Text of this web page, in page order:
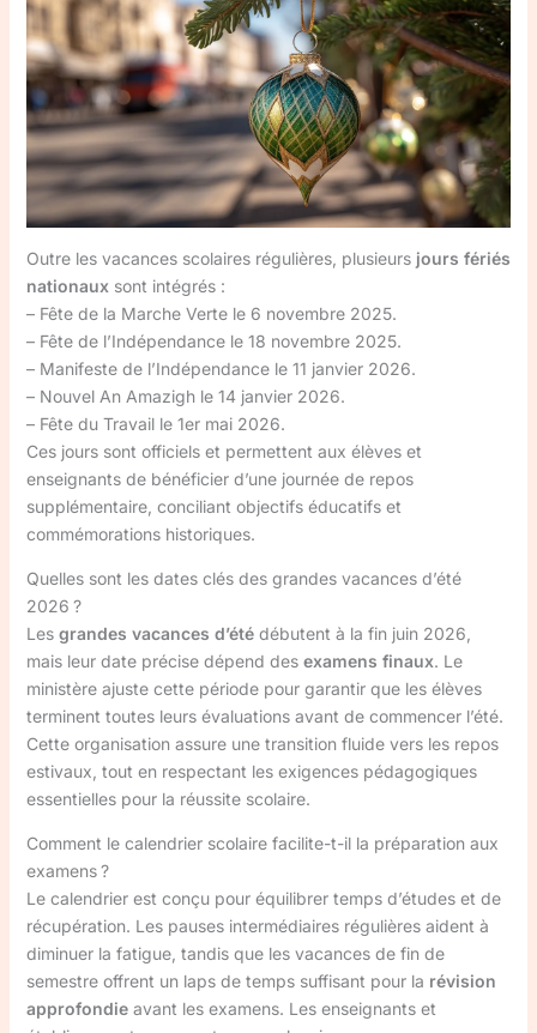
Outre les vacances scolaires régulières, plusieurs jours fériés
nationauxsont intégrés :
– Fête de la Marche Verte le 6 novembre 2025.
– Fête de l’Indépendance le 18 novembre 2025.
– Manifeste de l’Indépendance le 11 janvier 2026.
– Nouvel An Amazigh le 14 janvier 2026.
– Fête du Travail le 1er mai 2026.
Ces jours sont officiels et permettent aux élèves et
enseignants de bénéficier d’une journée de repos
supplémentaire, conciliant objectifs éducatifs et
commémorations historiques.
Quelles sont les dates clés des grandes vacances d’été
2026 ?
Les grandes vacances d’étédébutent à la fin juin 2026,
mais leur date précise dépend des examens finaux. Le
ministère ajuste cette période pour garantir que les élèves
terminent toutes leurs évaluations avant de commencer l’été.
Cette organisation assure une transition fluide vers les repos
estivaux, tout en respectant les exigences pédagogiques
essentielles pour la réussite scolaire.
Comment le calendrier scolaire facilite-t-il la préparation aux
examens ?
Le calendrier est conçu pour équilibrer temps d’études et de
récupération. Les pauses intermédiaires régulières aident à
diminuer la fatigue, tandis que les vacances de fin de
semestre offrent un laps de temps suffisant pour la révision
approfondieavant les examens. Les enseignants et